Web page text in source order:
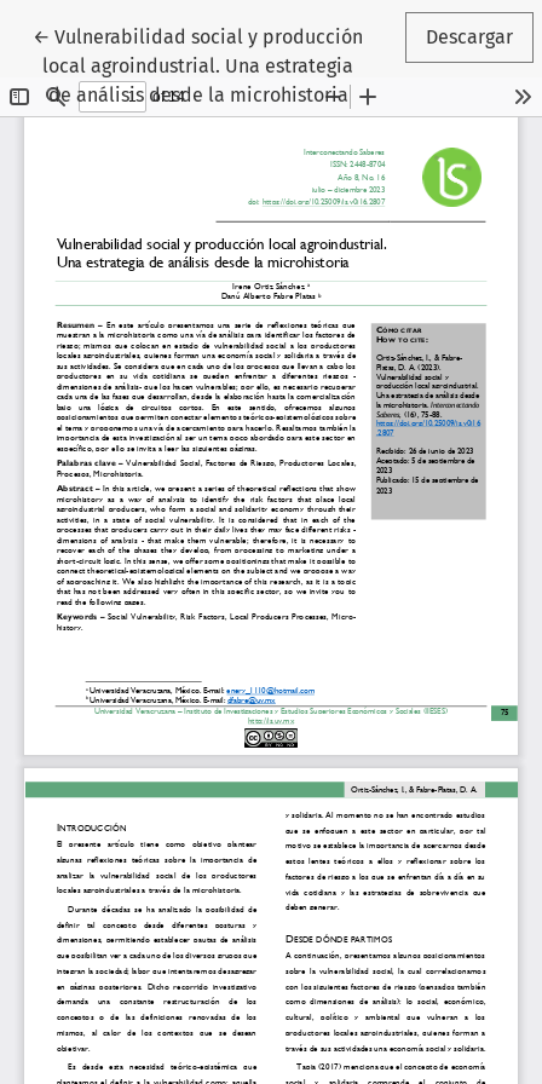
←Volver a los detalles del artículo
Vulnerabilidad social y producción
local agroindustrial. Una estrategia
de análisis desde la microhistoria
Descargar